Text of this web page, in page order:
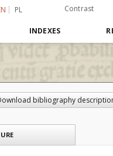
PL Contrast
INDEXES
bibliography